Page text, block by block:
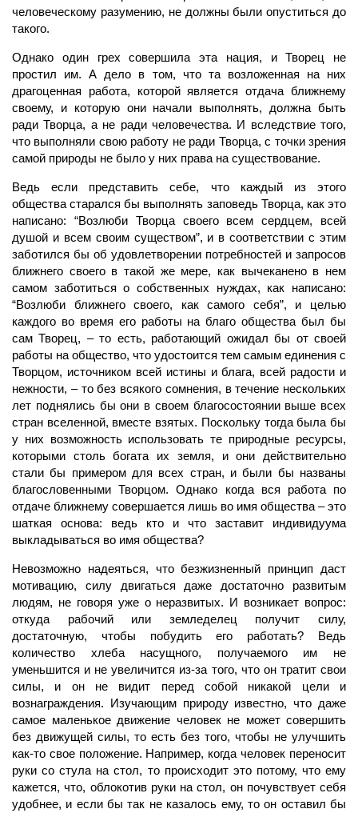
человеческому разумению, не должны были опуститься до
такого.
Однако один грех совершила эта нация, и Творец не
простил им. А дело в том, что та возложенная на них
драгоценная работа, которой является отдача ближнему
своему, и которую они начали выполнять, должна быть
ради Творца, а не ради человечества. И вследствие того,
что выполняли свою работу не ради Творца, с точки зрения
самой природы не было у них права на существование.
Ведь если представить себе, что каждый из этого
общества старался бы выполнять заповедь Творца, как это
написано: “Возлюби Творца своего всем сердцем, всей
душой и всем своим существом”, и в соответствии с этим
заботился бы об удовлетворении потребностей и запросов
ближнего своего в такой же мере, как вычеканено в нем
самом заботиться о собственных нуждах, как написано:
“Возлюби ближнего своего, как самого себя”, и целью
каждого во время его работы на благо общества был бы
сам Творец, – то есть, работающий ожидал бы от своей
работы на общество, что удостоится тем самым единения с
Творцом, источником всей истины и блага, всей радости и
нежности, – то без всякого сомнения, в течение нескольких
лет поднялись бы они в своем благосостоянии выше всех
стран вселенной, вместе взятых. Поскольку тогда была бы
у них возможность использовать те природные ресурсы,
которыми столь богата их земля, и они действительно
стали бы примером для всех стран, и были бы названы
благословенными Творцом. Однако когда вся работа по
отдаче ближнему совершается лишь во имя общества – это
шаткая основа: ведь кто и что заставит индивидуума
выкладываться во имя общества?
Невозможно надеяться, что безжизненный принцип даст
мотивацию, силу двигаться даже достаточно развитым
людям, не говоря уже о неразвитых. И возникает вопрос:
откуда рабочий или земледелец получит силу,
достаточную, чтобы побудить его работать? Ведь
количество хлеба насущного, получаемого им не
уменьшится и не увеличится из-за того, что он тратит свои
силы, и он не видит перед собой никакой цели и
вознаграждения. Изучающим природу известно, что даже
самое маленькое движение человек не может совершить
без движущей силы, то есть без того, чтобы не улучшить
как-то свое положение. Например, когда человек переносит
руки со стула на стол, то происходит это потому, что ему
кажется, что, облокотив руки на стол, он почувствует себя
удобнее, и если бы так не казалось ему, то он оставил бы